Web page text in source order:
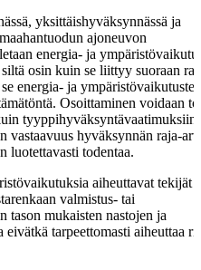
yksittäishyväksynnässä ja
ajoneuvon
energia- ja
osin kuin se liittyy suoraan
energia- ja
Osoittaminen voidaan
tyyppihyväksyntävaatimuksiin
vastaavuus hyväksynnän raja-
luotettavasti todentaa.
aiheuttavat tekijät
valmistus- tai
tason mukaisten nastojen ja
tarpeettomasti aiheuttaa